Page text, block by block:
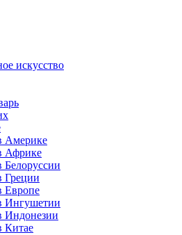
искусство
Америке
Африке
Белоруссии
Греции
Европе
Ингушетии
Индонезии
Китае